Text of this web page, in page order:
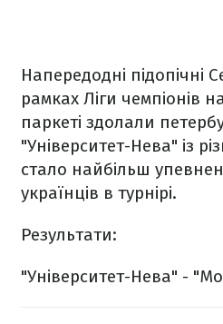
Напередодні підопічні
рамках Ліги чемпіонів
паркеті здолали
"Університет-Нева" із
стало найбільш
українців в турнірі.
Результати:
"Університет-Нева" -